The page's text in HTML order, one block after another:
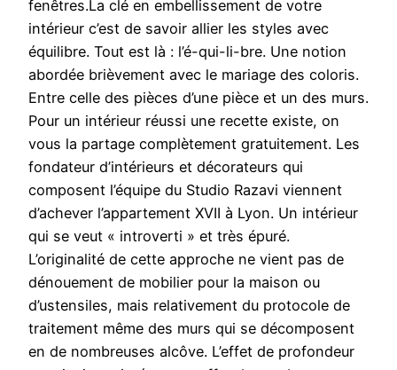
fenêtres.La clé en embellissement de votre
intérieur c’est de savoir allier les styles avec
équilibre. Tout est là : l’é-qui-li-bre. Une notion
abordée brièvement avec le mariage des coloris.
Entre celle des pièces d’une pièce et un des murs.
Pour un intérieur réussi une recette existe, on
vous la partage complètement gratuitement. Les
fondateur d’intérieurs et décorateurs qui
composent l’équipe du Studio Razavi viennent
d’achever l’appartement XVII à Lyon. Un intérieur
qui se veut « introverti » et très épuré.
L’originalité de cette approche ne vient pas de
dénouement de mobilier pour la maison ou
d’ustensiles, mais relativement du protocole de
traitement même des murs qui se décomposent
en de nombreuses alcôve. L’effet de profondeur